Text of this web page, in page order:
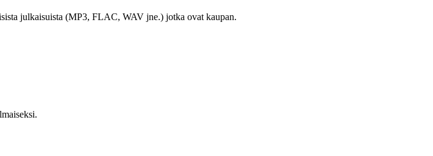
julkaisuista (MP3, FLAC, WAV jne.) jotka ovat kaupan.